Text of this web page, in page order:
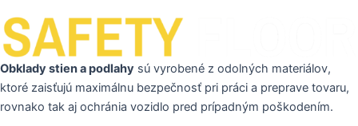
Obklady stien a podlahy sú vyrobené z odolných materiálov,
ktoré zaisťujú maximálnu bezpečnosť pri práci a preprave tovaru,
rovnako tak aj ochránia vozidlo pred prípadným poškodením.